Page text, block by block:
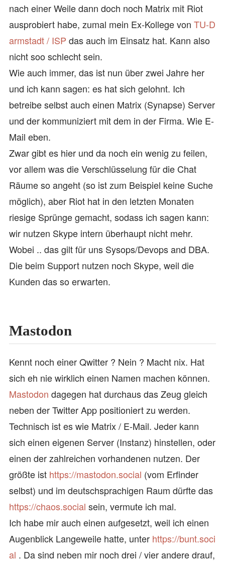
nach einer Weile dann doch noch Matrix mit Riot
ausprobiert habe, zumal mein Ex-Kollege von TU-D
armstadt / ISP das auch im Einsatz hat. Kann also
nicht soo schlecht sein.
Wie auch immer, das ist nun über zwei Jahre her
und ich kann sagen: es hat sich gelohnt. Ich
betreibe selbst auch einen Matrix (Synapse) Server
und der kommuniziert mit dem in der Firma. Wie E-
Mail eben.
Zwar gibt es hier und da noch ein wenig zu feilen,
vor allem was die Verschlüsselung für die Chat
Räume so angeht (so ist zum Beispiel keine Suche
möglich), aber Riot hat in den letzten Monaten
riesige Sprünge gemacht, sodass ich sagen kann:
wir nutzen Skype intern überhaupt nicht mehr.
Wobei .. das gilt für uns Sysops/Devops and DBA.
Die beim Support nutzen noch Skype, weil die
Kunden das so erwarten.
Mastodon
Kennt noch einer Qwitter ? Nein ? Macht nix. Hat
sich eh nie wirklich einen Namen machen können.
Mastodon dagegen hat durchaus das Zeug gleich
neben der Twitter App positioniert zu werden.
Technisch ist es wie Matrix / E-Mail. Jeder kann
sich einen eigenen Server (Instanz) hinstellen, oder
einen der zahlreichen vorhandenen nutzen. Der
größte ist https://mastodon.social (vom Erfinder
selbst) und im deutschsprachigen Raum dürfte das
https://chaos.social sein, vermute ich mal.
Ich habe mir auch einen aufgesetzt, weil ich einen
Augenblick Langeweile hatte, unter https://bunt.soci
al . Da sind neben mir noch drei / vier andere drauf,